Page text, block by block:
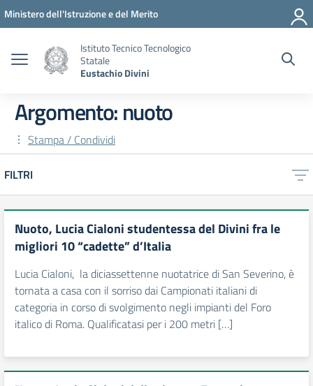
Vai ai contenuti
Vai al menu di navigazione
Vai al footer
Ministero dell'Istruzione e del Merito
Istituto Tecnico Tecnologico
Statale
Eustachio Divini
Argomento: nuoto
Stampa / Condividi
FILTRI
Nuoto, Lucia Cialoni studentessa del Divini fra le
migliori 10 “cadette” d’Italia
Lucia Cialoni, la diciassettenne nuotatrice di San Severino, è
tornata a casa con il sorriso dai Campionati italiani di
categoria in corso di svolgimento negli impianti del Foro
italico di Roma. Qualificatasi per i 200 metri […]